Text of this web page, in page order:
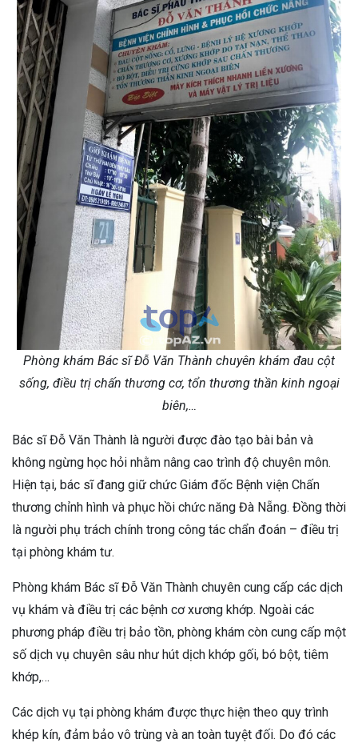
Phòng khám Bác sĩ Đỗ Văn Thành chuyên khám đau cột
sống, điều trị chấn thương cơ, tổn thương thần kinh ngoại
biên,…
Bác sĩ Đỗ Văn Thành là người được đào tạo bài bản và
không ngừng học hỏi nhằm nâng cao trình độ chuyên môn.
Hiện tại, bác sĩ đang giữ chức Giám đốc Bệnh viện Chấn
thương chỉnh hình và phục hồi chức năng Đà Nẵng. Đồng thời
là người phụ trách chính trong công tác chẩn đoán – điều trị
tại phòng khám tư.
Phòng khám Bác sĩ Đỗ Văn Thành chuyên cung cấp các dịch
vụ khám và điều trị các bệnh cơ xương khớp. Ngoài các
phương pháp điều trị bảo tồn, phòng khám còn cung cấp một
số dịch vụ chuyên sâu như hút dịch khớp gối, bó bột, tiêm
khớp,…
Các dịch vụ tại phòng khám được thực hiện theo quy trình
khép kín, đảm bảo vô trùng và an toàn tuyệt đối. Do đó các